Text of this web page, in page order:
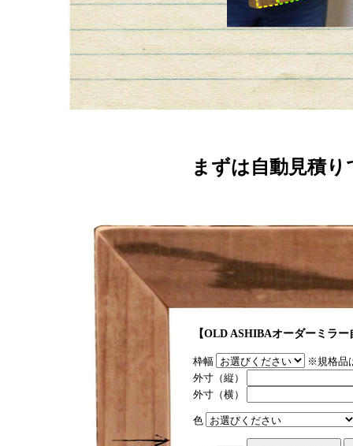
まずは自動見積
【OLD ASHIBAオーダーミラ
枠幅
※規格品
外寸（縦）
外寸（横）
色